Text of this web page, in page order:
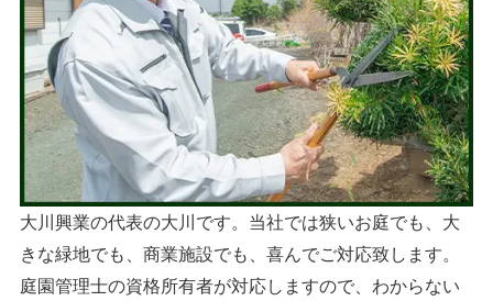
大川興業の代表の大川です。当社では狭いお庭でも、大
きな緑地でも、商業施設でも、喜んでご対応致します。
庭園管理士の資格所有者が対応しますので、わからない